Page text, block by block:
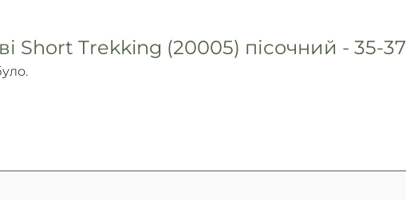
Short Trekking (20005) пісочний - 35-37